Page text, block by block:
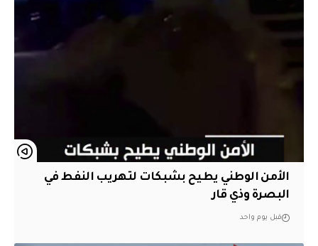
الأمن الوطني يطيح بشبكات لتهريب النفط في
البصرة وذي قار
قبل يوم واحد